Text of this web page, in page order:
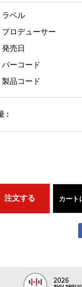
ラベル
プロデューサー
発売日
バーコード
製品コード
:
注文する カート